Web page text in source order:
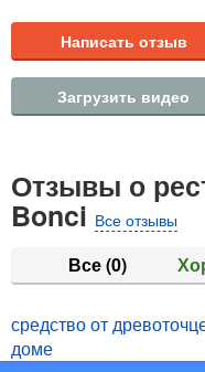
Написать отзыв
Загрузить видео
Отзывы о
Bonci Все отзывы
Все(0)
средство от
доме